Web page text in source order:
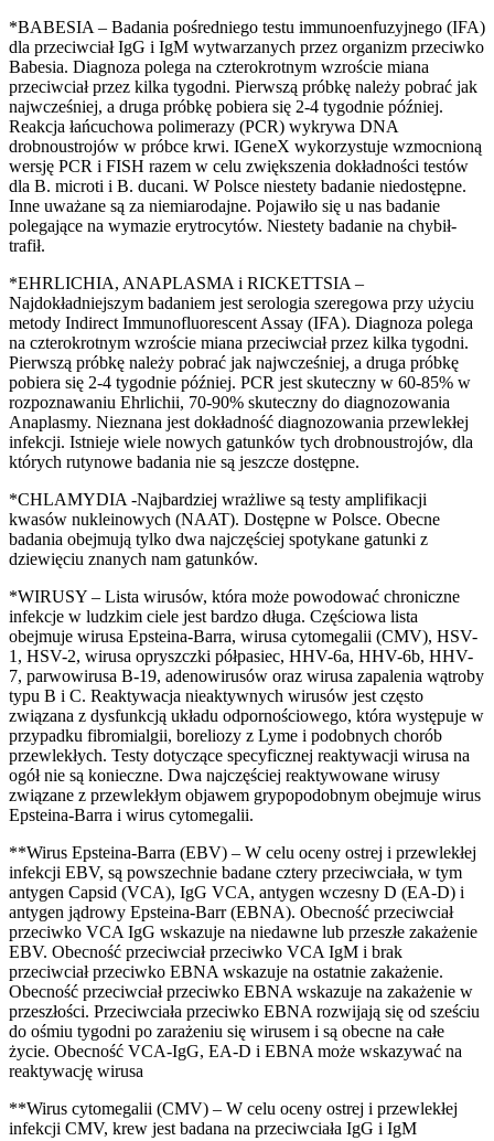
*BABESIA – Badania pośredniego testu immunoenfuzyjnego (IFA)
dla przeciwciał IgG i IgM wytwarzanych przez organizm przeciwko
Babesia. Diagnoza polega na czterokrotnym wzroście miana
przeciwciał przez kilka tygodni. Pierwszą próbkę należy pobrać jak
najwcześniej, a druga próbkę pobiera się 2-4 tygodnie później.
Reakcja łańcuchowa polimerazy (PCR) wykrywa DNA
drobnoustrojów w próbce krwi. IGeneX wykorzystuje wzmocnioną
wersję PCR i FISH razem w celu zwiększenia dokładności testów
dla B. microti i B. ducani. W Polsce niestety badanie niedostępne.
Inne uważane są za niemiarodajne. Pojawiło się u nas badanie
polegające na wymazie erytrocytów. Niestety badanie na chybił-
trafił.
*EHRLICHIA, ANAPLASMA i RICKETTSIA –
Najdokładniejszym badaniem jest serologia szeregowa przy użyciu
metody Indirect Immunofluorescent Assay (IFA). Diagnoza polega
na czterokrotnym wzroście miana przeciwciał przez kilka tygodni.
Pierwszą próbkę należy pobrać jak najwcześniej, a druga próbkę
pobiera się 2-4 tygodnie później. PCR jest skuteczny w 60-85% w
rozpoznawaniu Ehrlichii, 70-90% skuteczny do diagnozowania
Anaplasmy. Nieznana jest dokładność diagnozowania przewlekłej
infekcji. Istnieje wiele nowych gatunków tych drobnoustrojów, dla
których rutynowe badania nie są jeszcze dostępne.
*CHLAMYDIA -Najbardziej wrażliwe są testy amplifikacji
kwasów nukleinowych (NAAT). Dostępne w Polsce. Obecne
badania obejmują tylko dwa najczęściej spotykane gatunki z
dziewięciu znanych nam gatunków.
*WIRUSY – Lista wirusów, która może powodować chroniczne
infekcje w ludzkim ciele jest bardzo długa. Częściowa lista
obejmuje wirusa Epsteina-Barra, wirusa cytomegalii (CMV), HSV-
1, HSV-2, wirusa opryszczki półpasiec, HHV-6a, HHV-6b, HHV-
7, parwowirusa B-19, adenowirusów oraz wirusa zapalenia wątroby
typu B i C. Reaktywacja nieaktywnych wirusów jest często
związana z dysfunkcją układu odpornościowego, która występuje w
przypadku fibromialgii, boreliozy z Lyme i podobnych chorób
przewlekłych. Testy dotyczące specyficznej reaktywacji wirusa na
ogół nie są konieczne. Dwa najczęściej reaktywowane wirusy
związane z przewlekłym objawem grypopodobnym obejmuje wirus
Epsteina-Barra i wirus cytomegalii.
**Wirus Epsteina-Barra (EBV) – W celu oceny ostrej i przewlekłej
infekcji EBV, są powszechnie badane cztery przeciwciała, w tym
antygen Capsid (VCA), IgG VCA, antygen wczesny D (EA-D) i
antygen jądrowy Epsteina-Barr (EBNA). Obecność przeciwciał
przeciwko VCA IgG wskazuje na niedawne lub przeszłe zakażenie
EBV. Obecność przeciwciał przeciwko VCA IgM i brak
przeciwciał przeciwko EBNA wskazuje na ostatnie zakażenie.
Obecność przeciwciał przeciwko EBNA wskazuje na zakażenie w
przeszłości. Przeciwciała przeciwko EBNA rozwijają się od sześciu
do ośmiu tygodni po zarażeniu się wirusem i są obecne na całe
życie. Obecność VCA-IgG, EA-D i EBNA może wskazywać na
reaktywację wirusa
**Wirus cytomegalii (CMV) – W celu oceny ostrej i przewlekłej
infekcji CMV, krew jest badana na przeciwciała IgG i IgM